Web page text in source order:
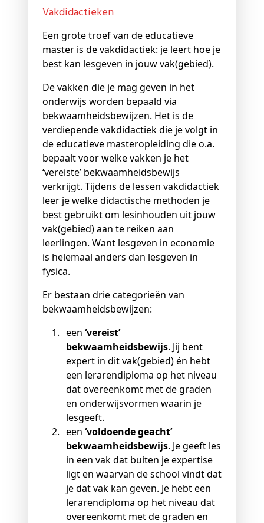
Vakdidactieken
Een grote troef van de educatieve
master is de vakdidactiek: je leert hoe je
best kan lesgeven in jouw vak(gebied).
De vakken die je mag geven in het
onderwijs worden bepaald via
bekwaamheidsbewijzen. Het is de
verdiepende vakdidactiek die je volgt in
de educatieve masteropleiding die o.a.
bepaalt voor welke vakken je het
‘vereiste’ bekwaamheidsbewijs
verkrijgt. Tijdens de lessen vakdidactiek
leer je welke didactische methoden je
best gebruikt om lesinhouden uit jouw
vak(gebied) aan te reiken aan
leerlingen. Want lesgeven in economie
is helemaal anders dan lesgeven in
fysica.
Er bestaan drie categorieën van
bekwaamheidsbewijzen:
een ‘vereist’
bekwaamheidsbewijs. Jij bent
expert in dit vak(gebied) én hebt
een lerarendiploma op het niveau
dat overeenkomt met de graden
en onderwijsvormen waarin je
lesgeeft.
een ‘voldoende geacht’
bekwaamheidsbewijs. Je geeft les
in een vak dat buiten je expertise
ligt en waarvan de school vindt dat
je dat vak kan geven. Je hebt een
lerarendiploma op het niveau dat
overeenkomt met de graden en